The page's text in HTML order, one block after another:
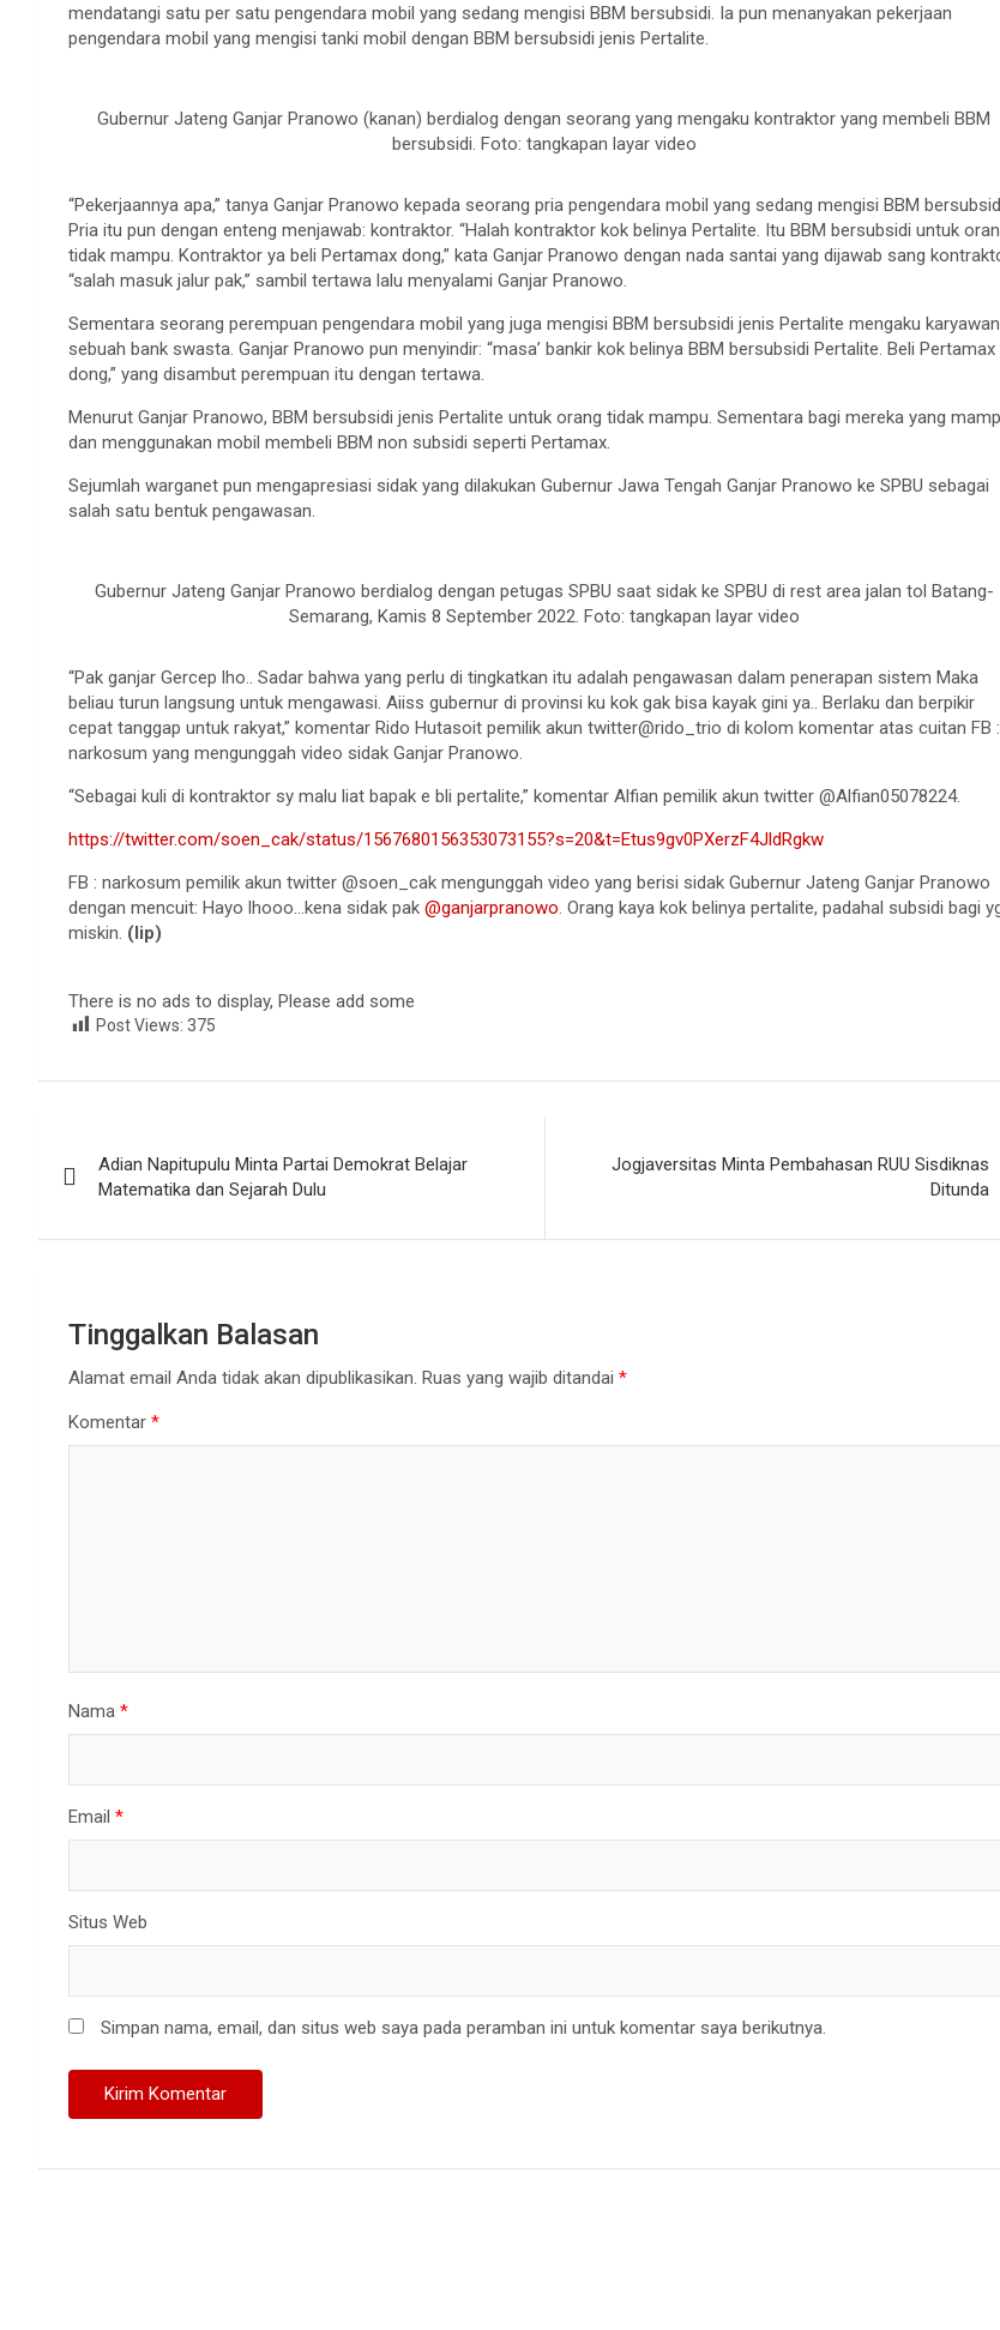
mendatangi satu per satu pengendara mobil yang sedang mengisi BBM bersubsidi. Ia pun menanyakan pekerjaan
pengendara mobil yang mengisi tanki mobil dengan BBM bersubsidi jenis Pertalite.
Gubernur Jateng Ganjar Pranowo (kanan) berdialog dengan seorang yang mengaku kontraktor yang membeli BBM
bersubsidi. Foto: tangkapan layar video
“Pekerjaannya apa,” tanya Ganjar Pranowo kepada seorang pria pengendara mobil yang sedang mengisi BBM
Pria itu pun dengan enteng menjawab: kontraktor. “Halah kontraktor kok belinya Pertalite. Itu BBM bersubsidi untuk
tidak mampu. Kontraktor ya beli Pertamax dong,” kata Ganjar Pranowo dengan nada santai yang dijawab sang
“salah masuk jalur pak,” sambil tertawa lalu menyalami Ganjar Pranowo.
Sementara seorang perempuan pengendara mobil yang juga mengisi BBM bersubsidi jenis Pertalite mengaku karyawan
sebuah bank swasta. Ganjar Pranowo pun menyindir: “masa’ bankir kok belinya BBM bersubsidi Pertalite. Beli Pertamax
dong,” yang disambut perempuan itu dengan tertawa.
Menurut Ganjar Pranowo, BBM bersubsidi jenis Pertalite untuk orang tidak mampu. Sementara bagi mereka yang
dan menggunakan mobil membeli BBM non subsidi seperti Pertamax.
Sejumlah warganet pun mengapresiasi sidak yang dilakukan Gubernur Jawa Tengah Ganjar Pranowo ke SPBU sebagai
salah satu bentuk pengawasan.
Gubernur Jateng Ganjar Pranowo berdialog dengan petugas SPBU saat sidak ke SPBU di rest area jalan tol Batang-
Semarang, Kamis 8 September 2022. Foto: tangkapan layar video
“Pak ganjar Gercep lho.. Sadar bahwa yang perlu di tingkatkan itu adalah pengawasan dalam penerapan sistem Maka
beliau turun langsung untuk mengawasi. Aiiss gubernur di provinsi ku kok gak bisa kayak gini ya.. Berlaku dan berpikir
cepat tanggap untuk rakyat,” komentar Rido Hutasoit pemilik akun twitter@rido_trio di kolom komentar atas cuitan FB :
narkosum yang mengunggah video sidak Ganjar Pranowo.
“Sebagai kuli di kontraktor sy malu liat bapak e bli pertalite,” komentar Alfian pemilik akun twitter @Alfian05078224.
https://twitter.com/soen_cak/status/1567680156353073155?s=20&t=Etus9gv0PXerzF4JldRgkw
FB : narkosum pemilik akun twitter @soen_cak mengunggah video yang berisi sidak Gubernur Jateng Ganjar Pranowo
dengan mencuit: Hayo lhooo…kena sidak pak @ganjarpranowo. Orang kaya kok belinya pertalite, padahal subsidi bagi
miskin. (lip)
There is no ads to display, Please add some
Post Views: 375
pos
Adian Napitupulu Minta Partai Demokrat Belajar
Matematika dan Sejarah Dulu
Jogjaversitas Minta Pembahasan RUU Sisdiknas
Ditunda
Tinggalkan Balasan
Alamat email Anda tidak akan dipublikasikan. Ruas yang wajib ditandai *
Komentar *
Nama *
Email *
Situs Web
Simpan nama, email, dan situs web saya pada peramban ini untuk komentar saya berikutnya.